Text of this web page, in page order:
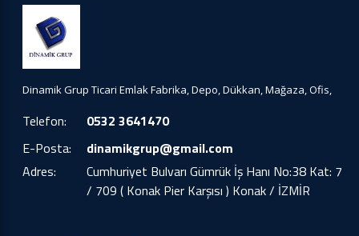
Dinamik Grup Ticari Emlak Fabrika, Depo, Dükkan, Mağaza, Ofis,
Telefon:
0532 3641470
E-Posta:
dinamikgrup@gmail.com
Adres:
Cumhuriyet Bulvarı Gümrük İş Hanı No:38 Kat: 7
/ 709 ( Konak Pier Karşısı ) Konak / İZMİR